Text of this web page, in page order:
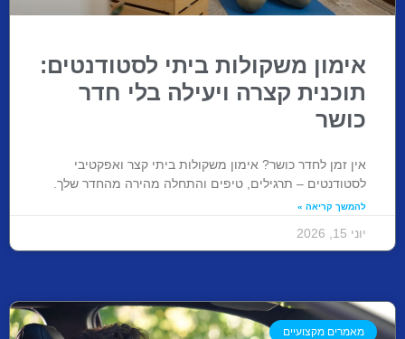
אימון משקולות ביתי לסטודנטים:
תוכנית קצרה ויעילה בלי חדר
כושר
אין זמן לחדר כושר? אימון משקולות ביתי קצר ואפקטיבי
לסטודנטים – תרגילים, טיפים והתחלה מהירה מהחדר שלך.
להמשך קריאה »
יוני 15, 2026
מאמרים מקצועיים